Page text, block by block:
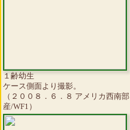
１齢幼生
ケース側面より撮影。
（２００８．６．８ アメリカ西南部
産/WF1）